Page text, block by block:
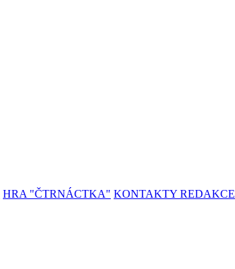
HRA "ČTRNÁCTKA" KONTAKTY REDAKCE